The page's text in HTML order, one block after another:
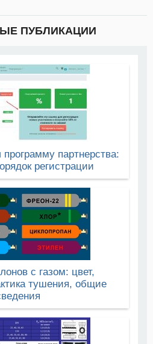
ПУБЛИКАЦИИ
программу партнерства:
регистрации
с газом: цвет,
тушения, общие